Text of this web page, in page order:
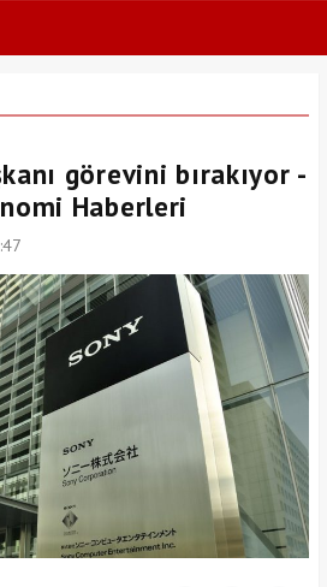
görevini bırakıyor -
Haberleri